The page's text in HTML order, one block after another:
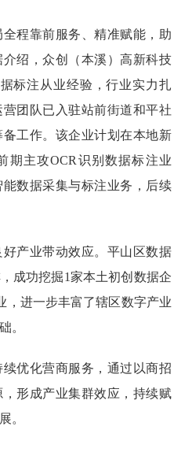
程靠前服务、精准赋能，助
绍，众创（本溪）高新科技
标注从业经验，行业实力扎
团队已入驻站前街道和平社
工作。该企业计划在本地新
期主攻OCR识别数据标注业
数据采集与标注业务，后续
产业带动效应。平山区数据
成功挖掘1家本土初创数据企
，进一步丰富了辖区数字产业
。
优化营商服务，通过以商招
形成产业集群效应，持续赋
。